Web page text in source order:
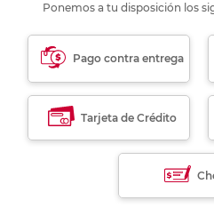
Ponemos a tu disposición los
Pago contra entrega
Tarjeta de Crédito